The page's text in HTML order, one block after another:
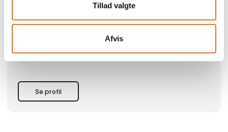
Tillad valgte
Afvis
sælger. Ikke noget med et hav af mærker inden for samme
produktgruppe. Vi tror på vore brands og giver vore
service til alle vore kunder, store som små og strækker os
Se profil